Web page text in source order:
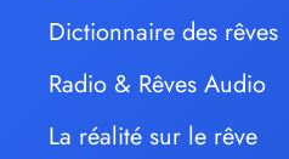
Dictionnaire des rêves
Radio & Rêves Audio
La réalité sur le rêve